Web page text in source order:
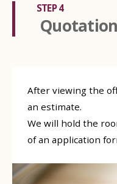
STEP 4
After viewing the
an estimate.
We will hold the
of an application